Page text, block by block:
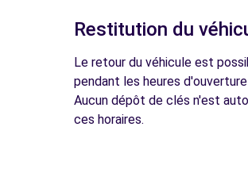
Restitution du
Le retour du véhicule est
pendant les heures
Aucun dépôt de clés n'est
ces horaires.